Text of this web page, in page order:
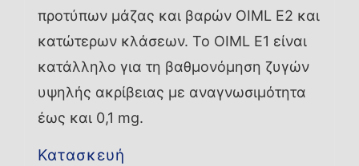
προτύπων μάζας και βαρών OIML E2 και
κατώτερων κλάσεων. Το OIML E1 είναι
κατάλληλο για τη βαθμονόμηση ζυγών
υψηλής ακρίβειας με αναγνωσιμότητα
έως και 0,1 mg.
Κατασκευή